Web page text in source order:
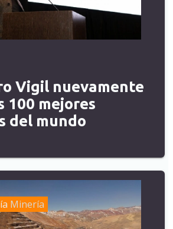
Vigil nuevamente
100 mejores
del mundo
Minería